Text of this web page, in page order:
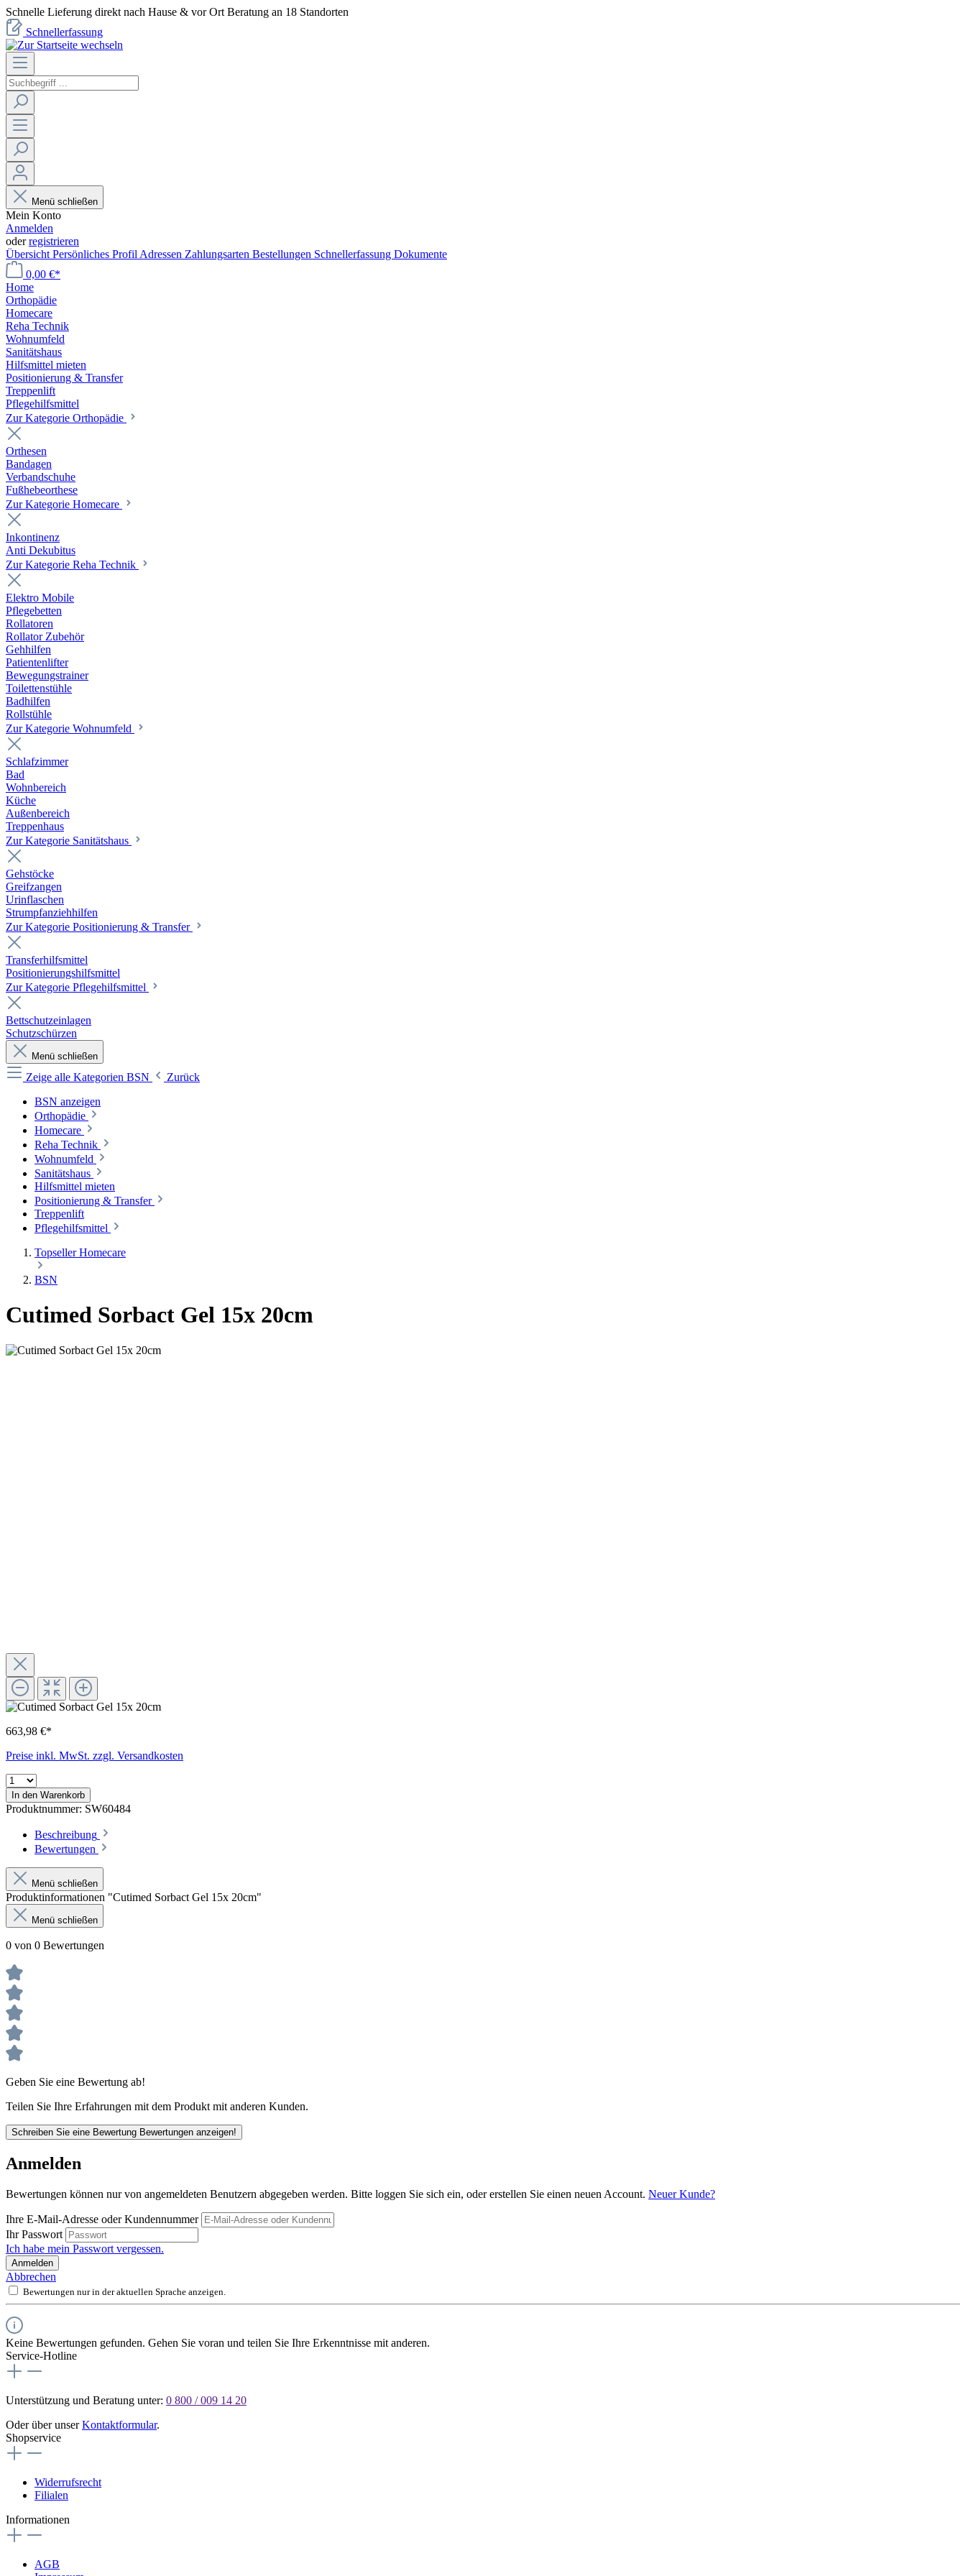
Schnelle Lieferung direkt nach Hause & vor Ort Beratung an 18 Standorten
Schnellerfassung
Menü schließen
Mein Konto
Anmelden
oderregistrieren
Übersicht Persönliches Profil Adressen Zahlungsarten Bestellungen Schnellerfassung Dokumente
0,00 €*
Home
Orthopädie
Homecare
Reha Technik
Wohnumfeld
Sanitätshaus
Hilfsmittel mieten
Positionierung & Transfer
Treppenlift
Pflegehilfsmittel
Zur Kategorie Orthopädie
Orthesen
Bandagen
Verbandschuhe
Fußhebeorthese
Zur Kategorie Homecare
Inkontinenz
Anti Dekubitus
Zur Kategorie Reha Technik
Elektro Mobile
Pflegebetten
Rollatoren
Rollator Zubehör
Gehhilfen
Patientenlifter
Bewegungstrainer
Toilettenstühle
Badhilfen
Rollstühle
Zur Kategorie Wohnumfeld
Schlafzimmer
Bad
Wohnbereich
Küche
Außenbereich
Treppenhaus
Zur Kategorie Sanitätshaus
Gehstöcke
Greifzangen
Urinflaschen
Strumpfanziehhilfen
Zur Kategorie Positionierung & Transfer
Transferhilfsmittel
Positionierungshilfsmittel
Zur Kategorie Pflegehilfsmittel
Bettschutzeinlagen
Schutzschürzen
Menü schließen
Zeige alle Kategorien BSN
Zurück
BSN anzeigen
Orthopädie
Homecare
Reha Technik
Wohnumfeld
Sanitätshaus
Hilfsmittel mieten
Positionierung & Transfer
Treppenlift
Pflegehilfsmittel
Topseller Homecare
BSN
Cutimed Sorbact Gel 15x 20cm
663,98 €*
Preise inkl. MwSt. zzgl. Versandkosten
In den Warenkorb
Produktnummer: SW60484
Beschreibung
Bewertungen
Menü schließen
Produktinformationen "Cutimed Sorbact Gel 15x 20cm"
Menü schließen
0 von 0 Bewertungen
Geben Sie eine Bewertung ab!
Teilen Sie Ihre Erfahrungen mit dem Produkt mit anderen Kunden.
Schreiben Sie eine Bewertung Bewertungen anzeigen!
Anmelden
Bewertungen können nur von angemeldeten Benutzern abgegeben werden. Bitte loggen Sie sich ein, oder erstellen Sie einen neuen Account. Neuer Kunde?
Ihre E-Mail-Adresse oder Kundennummer
Ihr Passwort
Ich habe mein Passwort vergessen.
Anmelden
Abbrechen
Bewertungen nur in der aktuellen Sprache anzeigen.
Keine Bewertungen gefunden. Gehen Sie voran und teilen Sie Ihre Erkenntnisse mit anderen.
Service-Hotline
Unterstützung und Beratung unter: 0 800 / 009 14 20
Oder über unserKontaktformular.
Shopservice
Widerrufsrecht
Filialen
Informationen
AGB